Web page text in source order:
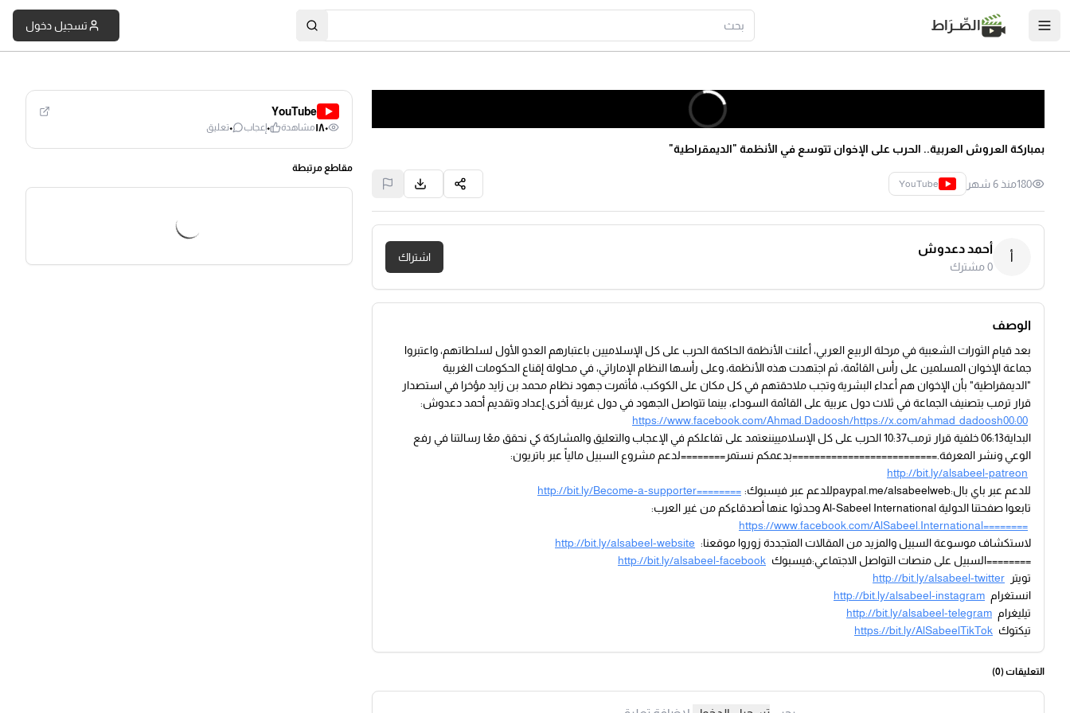
الصِّــرَاط تسجيل دخول
بمباركة العروش العربية.. الحرب على الإخوان تتوسع في الأنظمة "الديمقراطية"
180منذ 6 شهر YouTube
أ
أحمد دعدوش
0مشترك
اشتراك
الوصف
بعد قيام الثورات الشعبية في مرحلة الربيع العربي، أعلنت الأنظمة الحاكمة الحرب على كل الإسلاميين باعتبارهم العدو الأول لسلطاتهم، واعتبروا
جماعة الإخوان المسلمين على رأس القائمة، ثم اجتهدت هذه الأنظمة، وعلى رأسها النظام الإماراتي، في محاولة إقناع الحكومات الغربية
"الديمقراطية" بأن الإخوان هم أعداء البشرية وتجب ملاحقتهم في كل مكان على الكوكب، فأثمرت جهود نظام محمد بن زايد مؤخرا في استصدار
قرار ترمب بتصنيف الجماعة في ثلاث دول عربية على القائمة السوداء، بينما تتواصل الجهود في دول غربية أخرى.إعداد وتقديم أحمد دعدوش:
https://www.facebook.com/Ahmad.Dadoosh/https://x.com/ahmad_dadoosh00:00
البداية06:13 خلفية قرار ترمب10:37 الحرب على كل الإسلامييننعتمد على تفاعلكم في الإعجاب والتعليق والمشاركة كي نحقق معًا رسالتنا في رفع
الوعي ونشر المعرفة.==========================بدعمكم نستمر========لدعم مشروع السبيل مالياً عبر باتريون:
http://bit.ly/alsabeel-patreon
للدعم عبر باي بال:paypal.me/alsabeelwebللدعم عبر فيسبوك:
http://bit.ly/Become-a-supporter========
تابعوا صفحتنا الدولية Al-Sabeel International وحدثوا عنها أصدقاءكم من غير العرب:
https://www.facebook.com/AlSabeel.International========
لاستكشاف موسوعة السبيل والمزيد من المقالات المتجددة زوروا موقعنا: http://bit.ly/alsabeel-website
========السبيل على منصات التواصل الاجتماعي:فيسبوك http://bit.ly/alsabeel-facebook
تويتر
http://bit.ly/alsabeel-twitter
انستغرام http://bit.ly/alsabeel-instagram
تيليغرام http://bit.ly/alsabeel-telegram
تيكتوك https://bit.ly/AlSabeelTikTok
التعليقات (0
)
YouTube
١٨٠مشاهدة ٠إعجاب ٠تعليق
مقاطع مرتبطة